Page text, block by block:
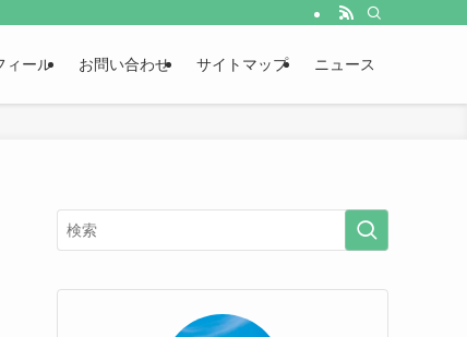
ィール お問い合わせ サイトマップ ニュース